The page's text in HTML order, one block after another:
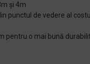
și 4m
punctul de vedere al
pentru o mai bună